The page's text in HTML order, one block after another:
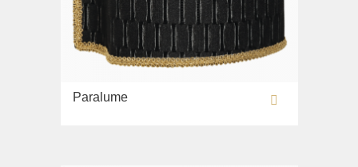
Paralume